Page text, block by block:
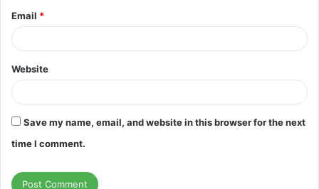
Email *
Website
Save my name, email, and website in this browser for the next
time I comment.